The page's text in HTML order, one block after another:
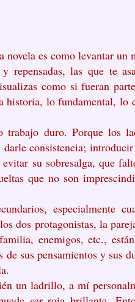
novela es como levantar un
repensadas, las que te
como si fueran
lo fundamental, lo
trabajo duro. Porque los
consistencia;
su sobresalga, que
que no son
especialmente
dos protagonistas, la
enemigos, etc.,
sus pensamientos y sus
un ladrillo, a mí